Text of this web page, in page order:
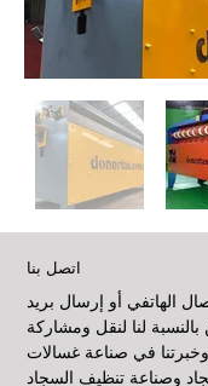
اتصل بنا
الهاتفي أو إرسال بريد
بالنسبة لنا لنقل ومشاركة
في صناعة غسالات